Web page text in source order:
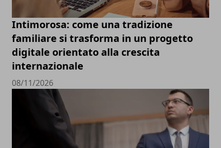
Intimorosa: come una tradizione
familiare si trasforma in un progetto
digitale orientato alla crescita
internazionale
08/11/2026